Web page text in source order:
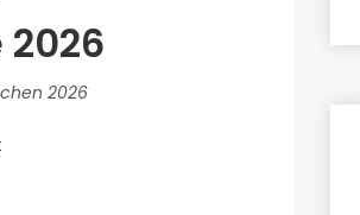
2026